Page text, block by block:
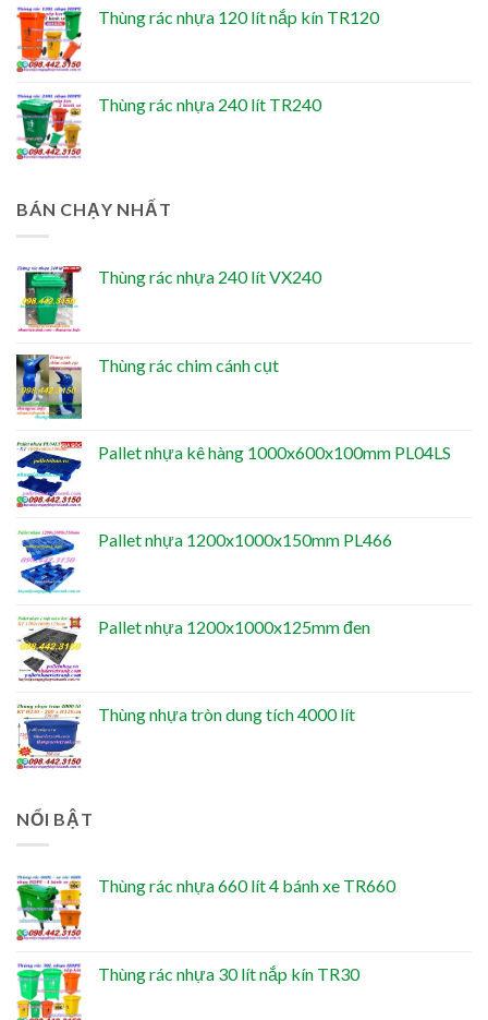
Thùng rác nhựa 120 lít nắp kín TR120
Thùng rác nhựa 240 lít TR240
BÁN CHẠY NHẤT
Thùng rác nhựa 240 lít VX240
Thùng rác chim cánh cụt
Pallet nhựa kê hàng 1000x600x100mm PL04LS
Pallet nhựa 1200x1000x150mm PL466
Pallet nhựa 1200x1000x125mm đen
Thùng nhựa tròn dung tích 4000 lít
NỔI BẬT
Thùng rác nhựa 660 lít 4 bánh xe TR660
Thùng rác nhựa 30 lít nắp kín TR30